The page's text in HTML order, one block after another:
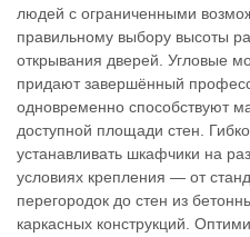
людей с ограниченными
правильному выбору высоты
открывания дверей. Угловые
придают завершённый
одновременно способствуют
доступной площади стен.
устанавливать шкафчики на
условиях крепления — от
перегородок до стен из
каркасных конструкций.